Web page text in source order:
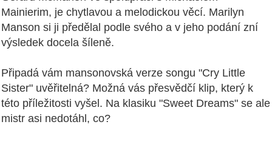
Mainierim, je chytlavou a melodickou věcí. Marilyn
Manson si ji předělal podle svého a v jeho podání zní
výsledek docela šíleně.
Připadá vám mansonovská verze songu "Cry Little
Sister" uvěřitelná? Možná vás přesvědčí klip, který k
této příležitosti vyšel. Na klasiku "Sweet Dreams" se ale
mistr asi nedotáhl, co?